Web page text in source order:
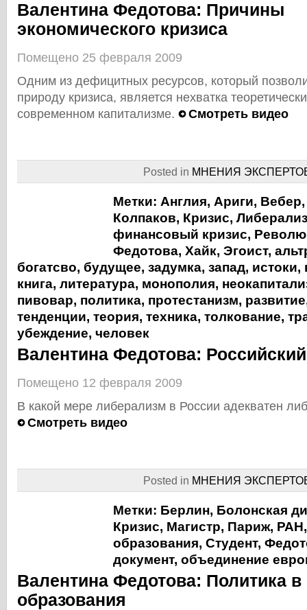
Валентина Федотова: Причины
экономического кризиса
Помещено 25 февраля 2009
Одним из дефицитных ресурсов, который
природу кризиса, является нехватка
современном капитализме.
Смотреть видео
Posted in МНЕНИЯ
Метки: Англия, Ариги, Вебер
Колпаков, Кризис,
финансовый кризис,
Федотова, Хайк, Эгоист,
богатсво, будущее, задумка, запад, истоки,
книга, литература, монополия,
пивовар, политика, протестанизм, развитие
тенденции, теория, техника, толкование,
убеждение, человек
Валентина Федотова:
Помещено 12 февраля 2009
В какой мере либерализм в России адекватен
Смотреть видео
Posted in МНЕНИЯ
Метки: Берлин, Болонская
Кризис, Магистр, Париж, РАН
образования, Студент,
документ, объединение
Валентина Федотова: Политика
образования